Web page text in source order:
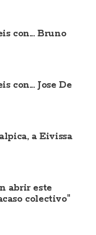
con... Bruno
con... Jose De
a Eivissa
abrir este
colectivo"